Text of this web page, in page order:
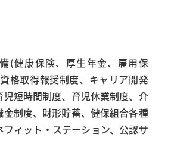
(健康保険、厚生年金、雇用保
格取得報奨制度、キャリア開発
短時間制度、育児休業制度、介
制度、財形貯蓄、健保組合各種
ィット・ステーション、公認サ